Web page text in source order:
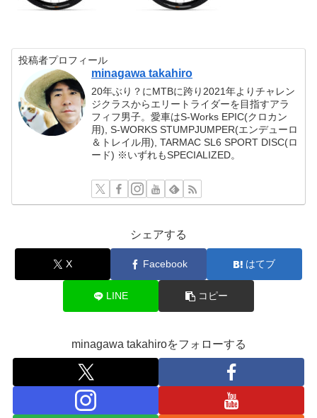
投稿者プロフィール
minagawa takahiro
20年ぶり？にMTBに跨り2021年よりチャレン
ジクラスからエリートライダーを目指すアラ
フィフ男子。愛車はS-Works EPIC(クロカン
用), S-WORKS STUMPJUMPER(エンデューロ
＆トレイル用), TARMAC SL6 SPORT DISC(ロ
ード) ※いずれもSPECIALIZED。
シェアする
X Facebook はてブ
LINE コピー
minagawa takahiroをフォローする